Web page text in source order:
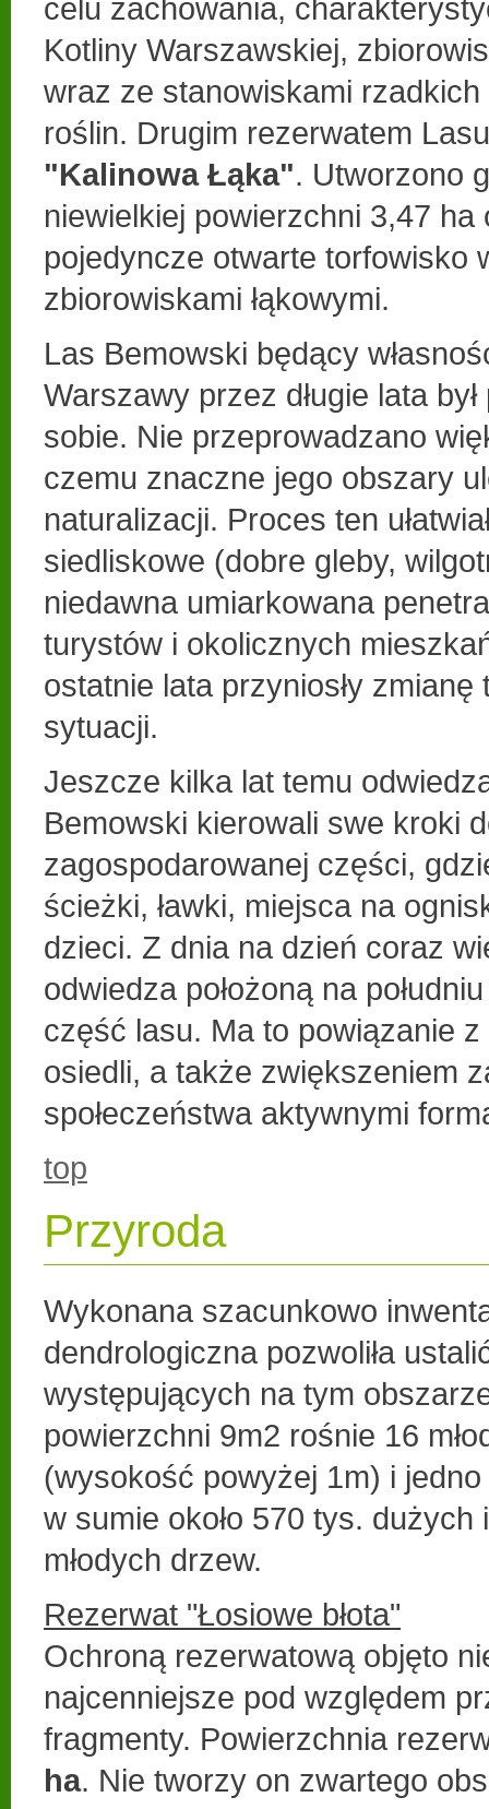
celu zachowania,
Kotliny Warszawskiej,
wraz ze stanowiskami
roślin. Drugim rezerwatem
"Kalinowa Łąka". Utworzono
niewielkiej powierzchni 3,47 ha
pojedyncze otwarte torfowisko
zbiorowiskami łąkowymi.
Las Bemowski będący
Warszawy przez długie lata
sobie. Nie przeprowadzano
czemu znaczne jego obszary
naturalizacji. Proces ten
siedliskowe (dobre gleby,
niedawna umiarkowana
turystów i okolicznych
ostatnie lata przyniosły zmianę
sytuacji.
Jeszcze kilka lat temu
Bemowski kierowali swe kroki
zagospodarowanej części,
ścieżki, ławki, miejsca na
dzieci. Z dnia na dzień coraz
odwiedza położoną na
część lasu. Ma to powiązanie
osiedli, a także zwiększeniem
społeczeństwa aktywnymi
top
Przyroda
Wykonana szacunkowo
dendrologiczna pozwoliła
występujących na tym
powierzchni 9m2 rośnie 16
(wysokość powyżej 1m) i jedno
w sumie około 570 tys. dużych
młodych drzew.
Rezerwat "Łosiowe błota"
Ochroną rezerwatową objęto
najcenniejsze pod względem
fragmenty. Powierzchnia
ha. Nie tworzy on zwartego